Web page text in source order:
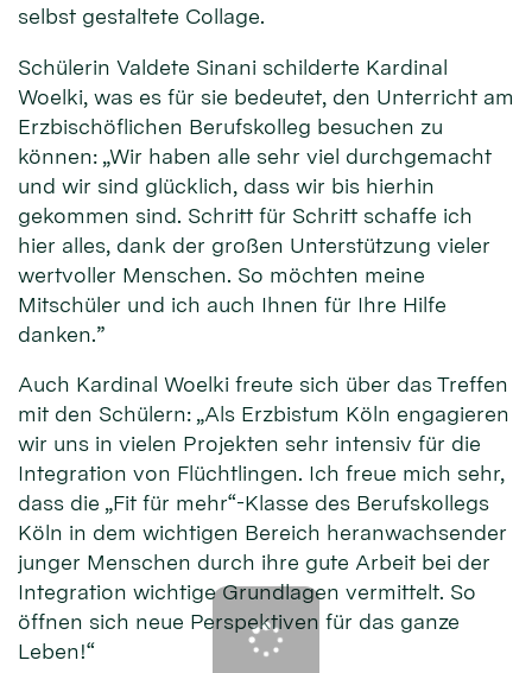
selbst gestaltete Collage.
Schülerin Valdete Sinani schilderte Kardinal
Woelki, was es für sie bedeutet, den Unterricht am
Erzbischöflichen Berufskolleg besuchen zu
können: „Wir haben alle sehr viel durchgemacht
und wir sind glücklich, dass wir bis hierhin
gekommen sind. Schritt für Schritt schaffe ich
hier alles, dank der großen Unterstützung vieler
wertvoller Menschen. So möchten meine
Mitschüler und ich auch Ihnen für Ihre Hilfe
danken.”
Auch Kardinal Woelki freute sich über das Treffen
mit den Schülern: „Als Erzbistum Köln engagieren
wir uns in vielen Projekten sehr intensiv für die
Integration von Flüchtlingen. Ich freue mich sehr,
dass die „Fit für mehr“-Klasse des Berufskollegs
Köln in dem wichtigen Bereich heranwachsender
junger Menschen durch ihre gute Arbeit bei der
Integration wichtige Grundlagen vermittelt. So
öffnen sich neue Perspektiven für das ganze
Leben!“